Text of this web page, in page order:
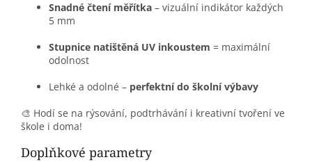
Snadné čtení měřítka – vizuální indikátor každých
5 mm
Stupnice natištěná UV inkoustem = maximální
odolnost
Lehké a odolné – perfektní do školní výbavy
🎨 Hodí se na rýsování, podtrhávání i kreativní tvoření ve
škole i doma!
Doplňkové parametry